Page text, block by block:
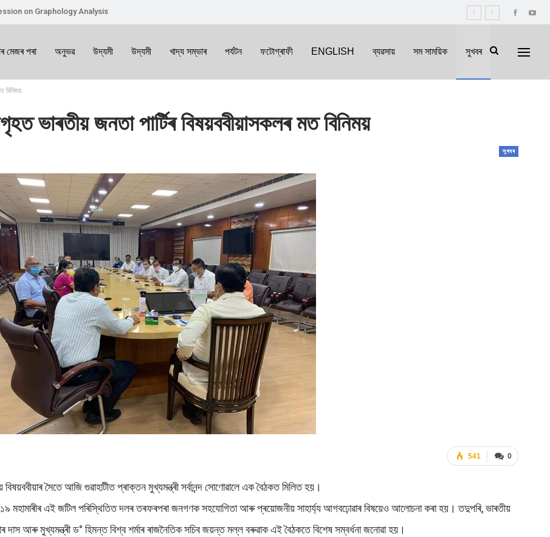
on Graphology Analysis
মেজৰ পৰা অনুভৱ উদ্যমী উদ্যমী খাদ্য সম্ভাৰ পৰ্যটন ফটোগ্ৰাফী ENGLISH ব্যৱসায় সম সাময়িক সুখবৰ
বিনিময়
ভাৰতীয় জনতা পাৰ্টিৰ বিষয়ববীয়াসকলৰ মত বিনিময়
সুখবৰ
0
541
সৈতে আজি গুৱাহাটীত প্ৰাক্তন মুখ্যমন্ত্ৰী সৰ্বানন্দ সোণোৱালে এক বৈঠকত মিলিত হয়।
মহামাৰীৰ এই জটিল পৰিস্থিতিত দলৰ তৰফৰপৰা জনগণক সহযোগিতা আৰু প্ৰয়োজনীয় সাহাৰ্য্য আগবঢ়োৱাৰ বিষয়েও আলোচনা কৰা হয়। তদুপৰি, ভাৰতীয়
দাস আৰু মুখ্যমন্ত্ৰী ড° হিমন্ত বিশ্ব শৰ্মাৰ ৰাজনৈতিক সচিব জয়ন্ত মল্ল বৰুৱাক এই বৈঠকতে বিশেষ সম্বৰ্ধনা জনোৱা হয়।